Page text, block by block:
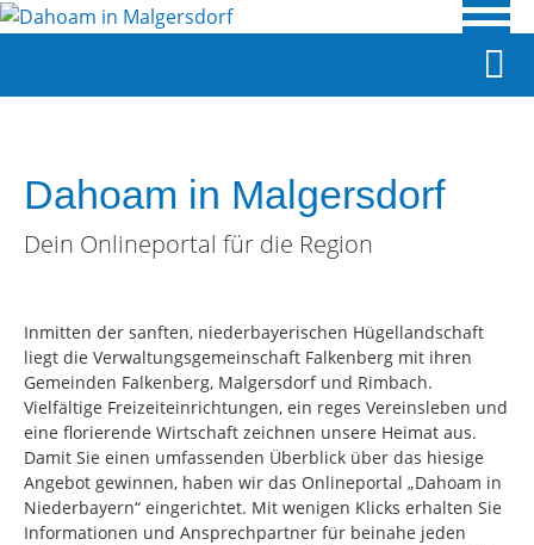
Dahoam in Malgersdorf
Dein Onlineportal für die Region
Inmitten der sanften, niederbayerischen Hügellandschaft
liegt die Verwaltungsgemeinschaft Falkenberg mit ihren
Gemeinden Falkenberg, Malgersdorf und Rimbach.
Vielfältige Freizeiteinrichtungen, ein reges Vereinsleben und
eine florierende Wirtschaft zeichnen unsere Heimat aus.
Damit Sie einen umfassenden Überblick über das hiesige
Angebot gewinnen, haben wir das Onlineportal „Dahoam in
Niederbayern“ eingerichtet. Mit wenigen Klicks erhalten Sie
Informationen und Ansprechpartner für beinahe jeden